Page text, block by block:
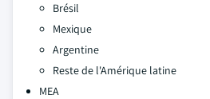
Brésil
Mexique
Argentine
Reste de l'Amérique latine
MEA